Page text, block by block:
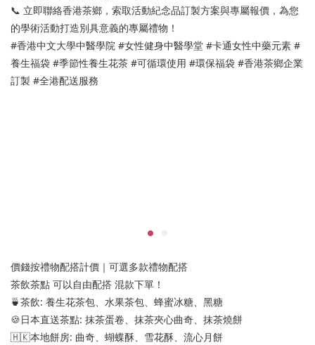
📞 立即聯絡香港茶鄉，索取活動紀念品訂製方案與專屬報價，為您
的學術活動打造別具意義的專屬禮物！
#香港中文大學中醫學院 #女性健身中醫學堂 #卡通女性中藥元素 #
養生福袋 #季節性養生花茶 #可循環使用 #環保福袋 #香港茶鄉企業
訂製 #全港配送服務
價錢按禮物配搭計價｜可選多款禮物配搭
茶飲茶點 可以自由配搭 混款下單！
🍵茶飲: 養生花茶包、水果茶包、蜂蜜冰糖、黑糖
🍪日本直送茶點: 抹茶蛋卷、抹茶夾心曲奇、抹茶燒餅
🇭🇰本地餅房: 曲奇、蝴蝶酥、雪花酥、流心月餅